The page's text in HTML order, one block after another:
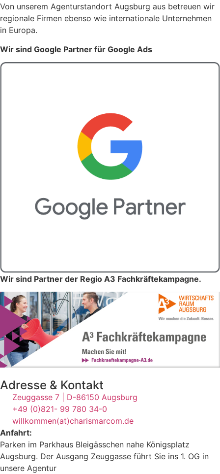
Von unserem Agenturstandort Augsburg aus betreuen wir
regionale Firmen ebenso wie internationale Unternehmen
in Europa.
Wir sind Google Partner für Google Ads
Wir sind Partner der Regio A3 Fachkräftekampagne.
Adresse & Kontakt
Zeuggasse 7 | D-86150 Augsburg
+49 (0)821- 99 780 34-0
willkommen(at)charismarcom.de
Anfahrt:
Parken im Parkhaus Bleigässchen nahe Königsplatz
Augsburg. Der Ausgang Zeuggasse führt Sie ins 1. OG in
unsere Agentur